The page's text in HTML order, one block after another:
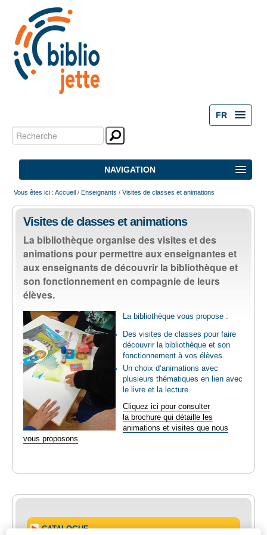
FR
Outils
personnels
Chercher par
Recherche
NAVIGATION
NOS ESPACES
LIVRES / SERVICES
ENSEIGNANTS
PLANTOTEK - GRAINOTHÈQUE
INFOS PRATIQUES
Vous êtes ici : Accueil / Enseignants / Visites de classes et animations
Visites de classes et animations
La bibliothèque organise des visites et des
animations pour permettre aux enseignantes et
aux enseignants de découvrir la bibliothèque et
son fonctionnement en compagnie de leurs
élèves.
La bibliothèque vous propose :
Des visites de classes pour faire
découvrir la bibliothèque et son
fonctionnement à vos élèves.
Un choix d’animations avec
plusieurs thématiques en lien avec
le livre et la lecture.
Cliquez ici pour consulter
la brochure qui détaille les
animations et visites que nous
vous proposons.
CATALOGUE